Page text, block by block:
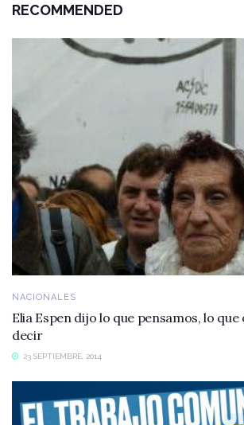
RECOMMENDED
NACIONALES
Elia Espen dijo lo que pensamos, lo
decir
23 SEPTIEMBRE, 2014